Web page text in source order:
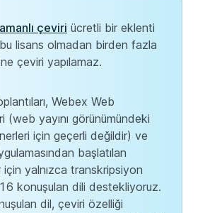
çeviri ücretli bir eklenti
bu lisans olmadan birden fazla
çeviri yapılamaz.
Webex Web
(web yayını görünümündeki
için geçerli değildir) ve
başlatılan
için yalnızca transkripsiyon
konuşulan dili destekliyoruz.
dil, çeviri özelliği